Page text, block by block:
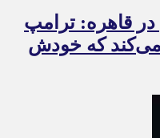
در قاهره: ترامپ
می‌کند که خودش